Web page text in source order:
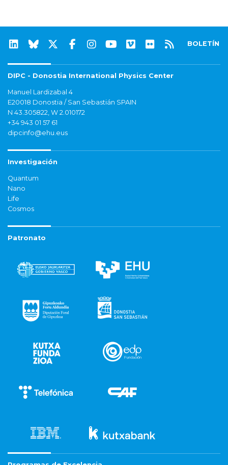
BOLETÍN
DIPC - Donostia International Physics Center
Manuel Lardizabal 4
E20018 Donostia / San Sebastián SPAIN
N 43.305822, W 2.010172
+34 943 01 57 61
dipcinfo@ehu.eus
Investigación
Quantum
Nano
Life
Cosmos
Patronato